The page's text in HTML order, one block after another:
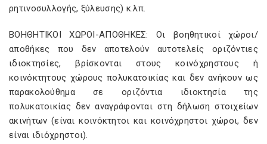
ρητινοσυλλογής, ξύλευσης) κ.λπ.
ΒΟΗΘΗΤΙΚΟΙ ΧΩΡΟΙ-ΑΠΟΘΗΚΕΣ: Οι βοηθητικοί χώροι/
αποθήκες που δεν αποτελούν αυτοτελείς οριζόντιες
ιδιοκτησίες, βρίσκονται στους κοινόχρηστους ή
κοινόκτητους χώρους πολυκατοικίας και δεν ανήκουν ως
παρακολούθημα σε οριζόντια ιδιοκτησία της
πολυκατοικίας δεν αναγράφονται στη δήλωση στοιχείων
ακινήτων (είναι κοινόκτητοι και κοινόχρηστοι χώροι, δεν
είναι ιδιόχρηστοι).